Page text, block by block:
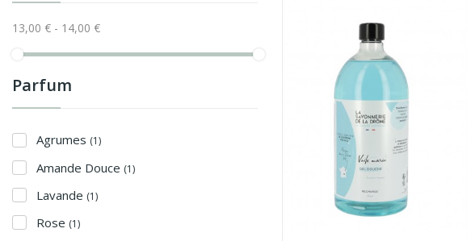
13,00 € - 14,00 €
Parfum
Agrumes (1)
Amande Douce (1)
Lavande (1)
Rose (1)